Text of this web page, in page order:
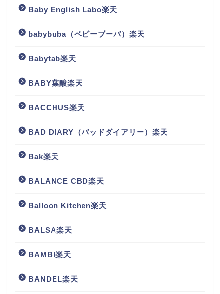
Baby English Labo楽天
babybuba（ベビーブーバ）楽天
Babytab楽天
BABY葉酸楽天
BACCHUS楽天
BAD DIARY（バッドダイアリー）楽天
Bak楽天
BALANCE CBD楽天
Balloon Kitchen楽天
BALSA楽天
BAMBI楽天
BANDEL楽天